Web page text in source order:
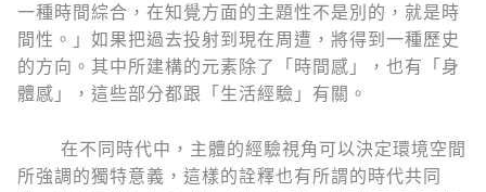
一種時間綜合，在知覺方面的主題性不是別的，就是時
間性。」如果把過去投射到現在周遭，將得到一種歷史
的方向。其中所建構的元素除了「時間感」，也有「身
體感」，這些部分都跟「生活經驗」有關。
在不同時代中，主體的經驗視角可以決定環境空間
所強調的獨特意義，這樣的詮釋也有所謂的時代共同